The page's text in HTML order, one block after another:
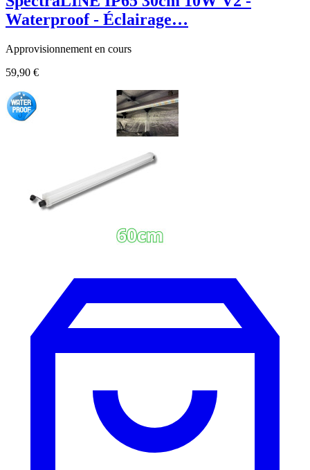
Waterproof - Éclairage…
Approvisionnement en cours
59,90 €